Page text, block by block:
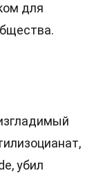
для
убил